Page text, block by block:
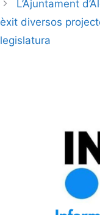
L’Ajuntament
èxit diversos
legislatura